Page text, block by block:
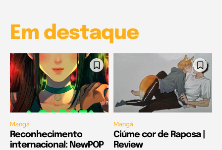
Em destaque
Mangá
Reconhecimento
internacional: NewPOP
Mangá
Ciúme cor de Raposa |
Review